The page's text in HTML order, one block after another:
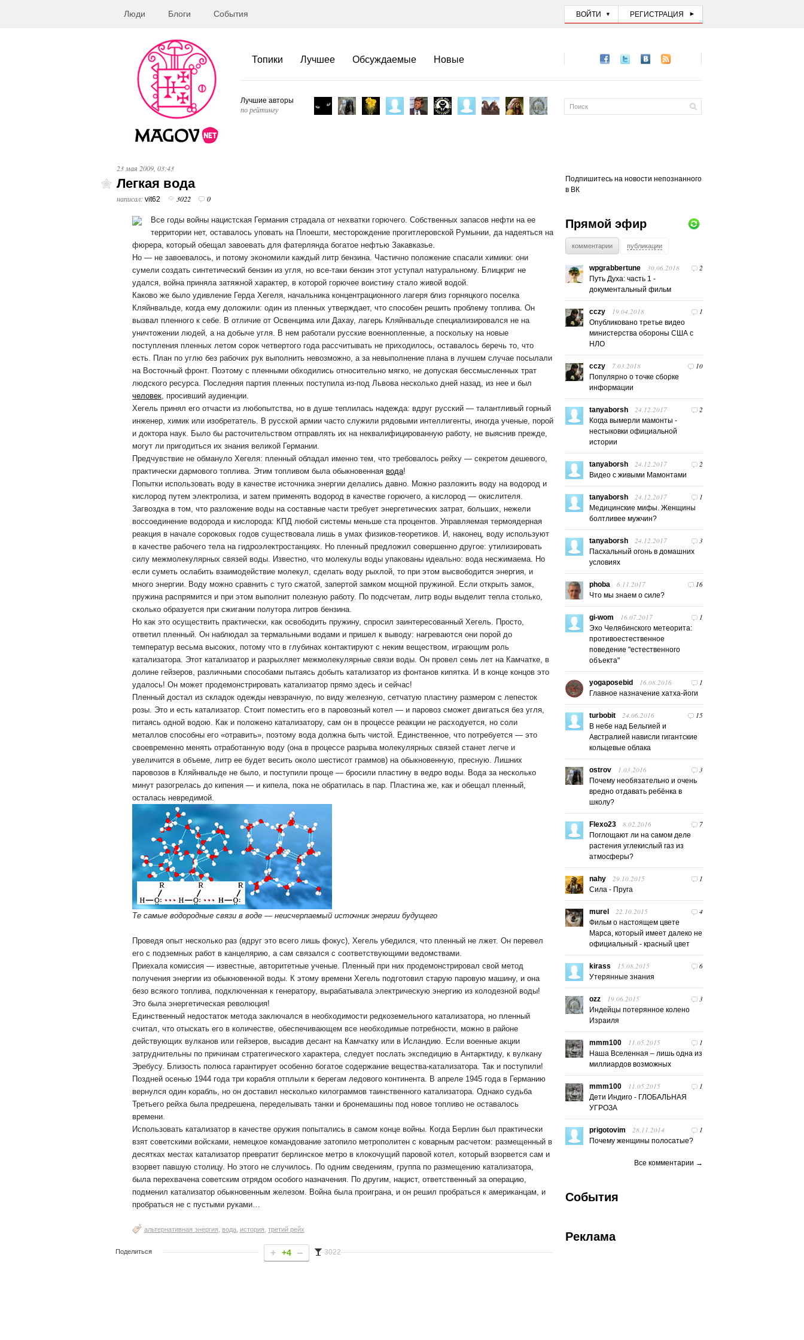
Люди Блоги События ВОЙТИ РЕГИСТРАЦИЯ
Топики Лучшее Обсуждаемые Новые
Лучшие авторы
по рейтингу
23 мая 2009, 03:43
Легкая вода
написал: vit62 3022 0
Все годы войны нацистская Германия страдала от нехватки горючего. Собственных запасов нефти на ее
территории нет, оставалось уповать на Плоешти, месторождение прогитлеровской Румынии, да надеяться на
фюрера, который обещал завоевать для фатерлянда богатое нефтью Закавказье.
Но — не завоевалось, и потому экономили каждый литр бензина. Частично положение спасали химики: они
сумели создать синтетический бензин из угля, но все-таки бензин этот уступал натуральному. Блицкриг не
удался, война приняла затяжной характер, в которой горючее воистину стало живой водой.
Каково же было удивление Герда Хегеля, начальника концентрационного лагеря близ горняцкого поселка
Кляйнвальде, когда ему доложили: один из пленных утверждает, что способен решить проблему топлива. Он
вызвал пленного к себе. В отличие от Освенцима или Дахау, лагерь Кляйнвальде специализировался не на
уничтожении людей, а на добыче угля. В нем работали русские военнопленные, а поскольку на новые
поступления пленных летом сорок четвертого года рассчитывать не приходилось, оставалось беречь то, что
есть. План по углю без рабочих рук выполнить невозможно, а за невыполнение плана в лучшем случае посылали
на Восточный фронт. Поэтому с пленными обходились относительно мягко, не допуская бессмысленных трат
людского ресурса. Последняя партия пленных поступила из-под Львова несколько дней назад, из нее и был
человек, просивший аудиенции.
Хегель принял его отчасти из любопытства, но в душе теплилась надежда: вдруг русский — талантливый горный
инженер, химик или изобретатель. В русской армии часто служили рядовыми интеллигенты, иногда ученые, порой
и доктора наук. Было бы расточительством отправлять их на неквалифицированную работу, не выяснив прежде,
могут ли пригодиться их знания великой Германии.
Предчувствие не обмануло Хегеля: пленный обладал именно тем, что требовалось рейху — секретом дешевого,
практически дармового топлива. Этим топливом была обыкновенная вода!
Попытки использовать воду в качестве источника энергии делались давно. Можно разложить воду на водород и
кислород путем электролиза, и затем применять водород в качестве горючего, а кислород — окислителя.
Загвоздка в том, что разложение воды на составные части требует энергетических затрат, больших, нежели
воссоединение водорода и кислорода: КПД любой системы меньше ста процентов. Управляемая термоядерная
реакция в начале сороковых годов существовала лишь в умах физиков-теоретиков. И, наконец, воду используют
в качестве рабочего тела на гидроэлектростанциях. Но пленный предложил совершенно другое: утилизировать
силу межмолекулярных связей воды. Известно, что молекулы воды упакованы идеально: вода несжимаема. Но
если суметь ослабить взаимодействие молекул, сделать воду рыхлой, то при этом высвободится энергия, и
много энергии. Воду можно сравнить с туго сжатой, запертой замком мощной пружиной. Если открыть замок,
пружина распрямится и при этом выполнит полезную работу. По подсчетам, литр воды выделит тепла столько,
сколько образуется при сжигании полутора литров бензина.
Но как это осуществить практически, как освободить пружину, спросил заинтересованный Хегель. Просто,
ответил пленный. Он наблюдал за термальными водами и пришел к выводу: нагреваются они порой до
температур весьма высоких, потому что в глубинах контактируют с неким веществом, играющим роль
катализатора. Этот катализатор и разрыхляет межмолекулярные связи воды. Он провел семь лет на Камчатке, в
долине гейзеров, различными способами пытаясь добыть катализатор из фонтанов кипятка. И в конце концов это
удалось! Он может продемонстрировать катализатор прямо здесь и сейчас!
Пленный достал из складок одежды невзрачную, по виду железную, сетчатую пластину размером с лепесток
розы. Это и есть катализатор. Стоит поместить его в паровозный котел — и паровоз сможет двигаться без угля,
питаясь одной водою. Как и положено катализатору, сам он в процессе реакции не расходуется, но соли
металлов способны его «отравить», поэтому вода должна быть чистой. Единственное, что потребуется — это
своевременно менять отработанную воду (она в процессе разрыва молекулярных связей станет легче и
увеличится в объеме, литр ее будет весить около шестисот граммов) на обыкновенную, пресную. Лишних
паровозов в Кляйнвальде не было, и поступили проще — бросили пластину в ведро воды. Вода за несколько
минут разогрелась до кипения — и кипела, пока не обратилась в пар. Пластина же, как и обещал пленный,
осталась невредимой.
Те самые водородные связи в воде — неисчерпаемый источник энергии будущего
Проведя опыт несколько раз (вдруг это всего лишь фокус), Хегель убедился, что пленный не лжет. Он перевел
его с подземных работ в канцелярию, а сам связался с соответствующими ведомствами.
Приехала комиссия — известные, авторитетные ученые. Пленный при них продемонстрировал свой метод
получения энергии из обыкновенной воды. К этому времени Хегель подготовил старую паровую машину, и она
безо всякого топлива, подключенная к генератору, вырабатывала электрическую энергию из колодезной воды!
Это была энергетическая революция!
Единственный недостаток метода заключался в необходимости редкоземельного катализатора, но пленный
считал, что отыскать его в количестве, обеспечивающем все необходимые потребности, можно в районе
действующих вулканов или гейзеров, высадив десант на Камчатку или в Исландию. Если военные акции
затруднительны по причинам стратегического характера, следует послать экспедицию в Антарктиду, к вулкану
Эребусу. Близость полюса гарантирует особенно богатое содержание вещества-катализатора. Так и поступили!
Поздней осенью 1944 года три корабля отплыли к берегам ледового континента. В апреле 1945 года в Германию
вернулся один корабль, но он доставил несколько килограммов таинственного катализатора. Однако судьба
Третьего рейха была предрешена, переделывать танки и бронемашины под новое топливо не оставалось
времени.
Использовать катализатор в качестве оружия попытались в самом конце войны. Когда Берлин был практически
взят советскими войсками, немецкое командование затопило метрополитен с коварным расчетом: размещенный в
десятках местах катализатор превратит берлинское метро в клокочущий паровой котел, который взорвется сам и
взорвет павшую столицу. Но этого не случилось. По одним сведениям, группа по размещению катализатора,
была перехвачена советским отрядом особого назначения. По другим, нацист, ответственный за операцию,
подменил катализатор обыкновенным железом. Война была проиграна, и он решил пробраться к американцам, и
пробраться не с пустыми руками…
альтернативная энергия, вода, история, третий рейх
Поделиться +4 3022
Подпишитесь на новости непознанного
в ВК
Прямой эфир
комментарии публикации
2
wpgrabbertune 30.06.2018
Путь Духа: часть 1 -
документальный фильм
1
cczy 19.04.2018
Опубликовано третье видео
министерства обороны США с
НЛО
10
cczy 7.03.2018
Популярно о точке сборке
информации
2
tanyaborsh 24.12.2017
Когда вымерли мамонты -
нестыковки официальной
истории
2
tanyaborsh 24.12.2017
Видео с живыми Мамонтами
1
tanyaborsh 24.12.2017
Медицинские мифы. Женщины
болтливее мужчин?
3
tanyaborsh 24.12.2017
Пасхальный огонь в домашних
условиях
16
phoba 6.11.2017
Что мы знаем о силе?
1
gi-wom 16.07.2017
Эхо Челябинского метеорита:
противоестественное
поведение "естественного
объекта"
1
yogaposebid 16.08.2016
Главное назначение хатха-йоги
15
turbobit 24.06.2016
В небе над Бельгией и
Австралией нависли гигантские
кольцевые облака
3
ostrov 1.03.2016
Почему необязательно и очень
вредно отдавать ребёнка в
школу?
7
Flexo23 8.02.2016
Поглощают ли на самом деле
растения углекислый газ из
атмосферы?
1
nahy 29.10.2015
Сила - Пруга
4
murel 22.10.2015
Фильм о настоящем цвете
Марса, который имеет далеко не
официальный - красный цвет
6
kirass 15.08.2015
Утерянные знания
3
ozz 19.06.2015
Индейцы потерянное колено
Израиля
1
mmm100 11.05.2015
Наша Вселенная – лишь одна из
миллиардов возможных
1
mmm100 11.05.2015
Дети Индиго - ГЛОБАЛЬНАЯ
УГРОЗА
1
prigotovim 28.11.2014
Почему женщины полосатые?
Все комментарии →
События
Реклама